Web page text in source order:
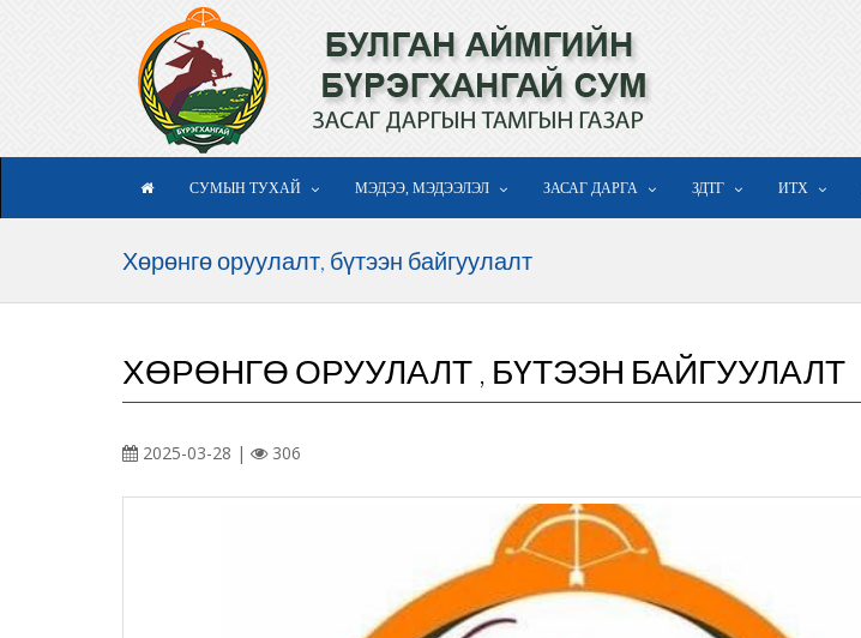
СУМЫН ТУХАЙ МЭДЭЭ, МЭДЭЭЛЭЛ ЗАСАГ ДАРГА ЗДТГ ИТХ
Хөрөнгө оруулалт, бүтээн байгуулалт
ХӨРӨНГӨ ОРУУЛАЛТ , БҮТЭЭН БАЙГУУЛАЛТ
2025-03-28 | 306